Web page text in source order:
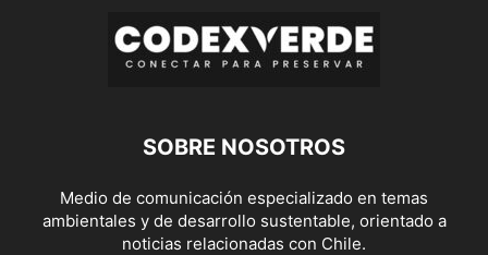
SOBRE NOSOTROS
Medio de comunicación especializado en temas
ambientales y de desarrollo sustentable, orientado a
noticias relacionadas con Chile.